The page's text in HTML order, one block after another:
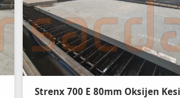
Strenx 700 E 80mm Oksijen